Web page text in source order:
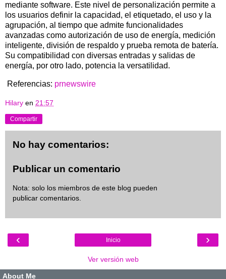
mediante software. Este nivel de personalización permite a
los usuarios definir la capacidad, el etiquetado, el uso y la
agrupación, al tiempo que admite funcionalidades
avanzadas como autorización de uso de energía, medición
inteligente, división de respaldo y prueba remota de batería.
Su compatibilidad con diversas entradas y salidas de
energía, por otro lado, potencia la versatilidad.
Referencias: prnewswire
Hilary en 21:57
Compartir
No hay comentarios:
Publicar un comentario
Nota: solo los miembros de este blog pueden
publicar comentarios.
‹ ›
Inicio
Ver versión web
About Me